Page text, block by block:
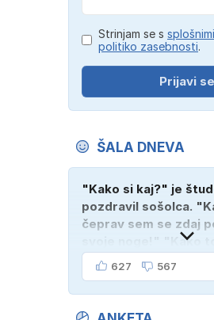
Strinjam se s
politiko zasebnosti.
Prijavi se
ŠALA DNEVA
"Kako si kaj?" je
pozdravil sošolca.
čeprav sem se zdaj
svoje noge!" "Kako
"Oče mi je vzel avto!"
627 567